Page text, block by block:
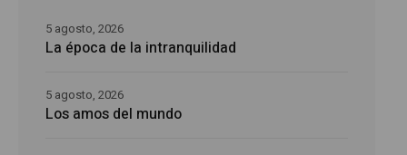
La época de la intranquilidad
5 agosto, 2026
Los amos del mundo
5 agosto, 2026